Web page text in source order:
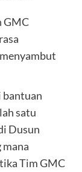
GMC
bantuan
satu
Dusun
mana
Tim GMC